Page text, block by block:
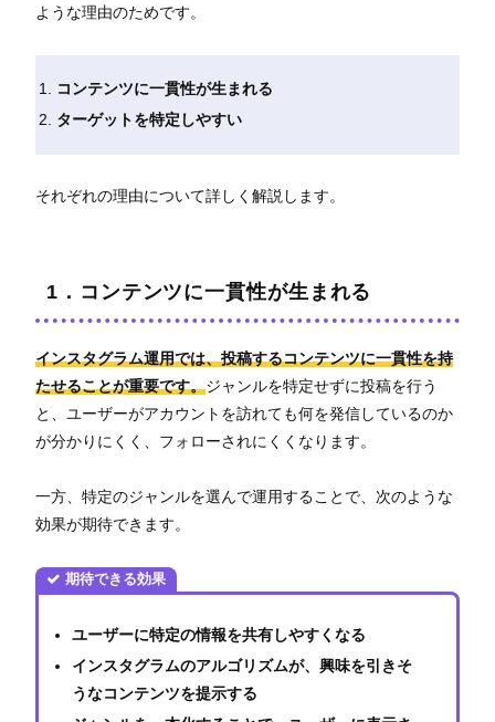
ような理由のためです。
コンテンツに一貫性が生まれる
ターゲットを特定しやすい
それぞれの理由について詳しく解説します。
1．コンテンツに一貫性が生まれる
インスタグラム運用では、投稿するコンテンツに一貫性を持
たせることが重要です。ジャンルを特定せずに投稿を行う
と、ユーザーがアカウントを訪れても何を発信しているのか
が分かりにくく、フォローされにくくなります。
一方、特定のジャンルを選んで運用することで、次のような
効果が期待できます。
期待できる効果
ユーザーに特定の情報を共有しやすくなる
インスタグラムのアルゴリズムが、興味を引きそ
うなコンテンツを提示する